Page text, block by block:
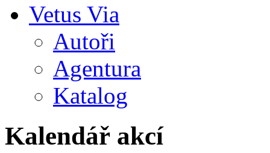
Vetus Via
Autoři
Agentura
Katalog
Kalendář akcí